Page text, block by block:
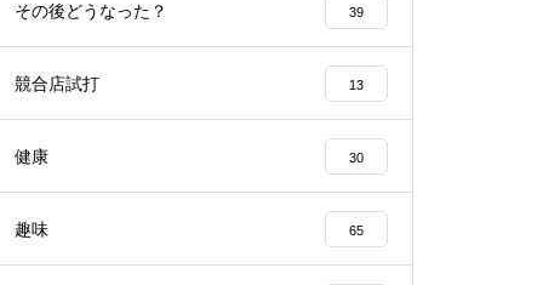
その後どうなった？ 39
競合店試打 13
健康 30
趣味 65